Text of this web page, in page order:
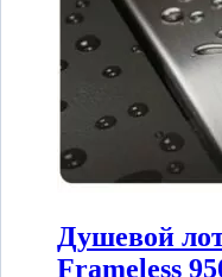
Душевой
Frameless